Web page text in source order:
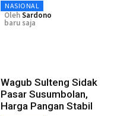
NASIONAL
OlehSardono
baru saja
Wagub Sulteng Sidak
Pasar Susumbolan,
Harga Pangan Stabil